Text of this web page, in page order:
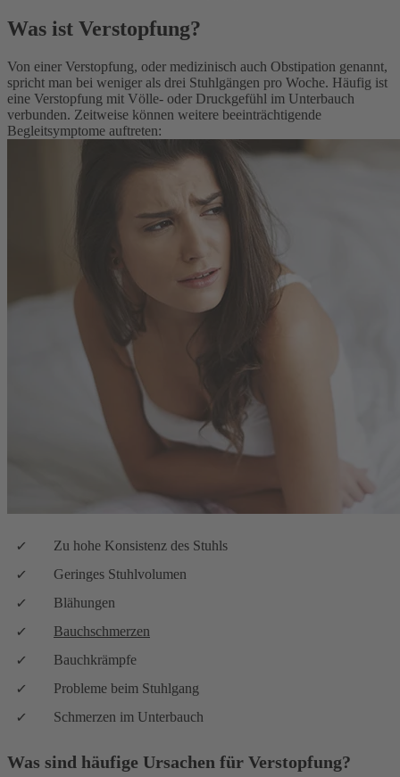
Was ist Verstopfung?
Von einer Verstopfung, oder medizinisch auch Obstipation genannt,
spricht man bei weniger als drei Stuhlgängen pro Woche. Häufig ist
eine Verstopfung mit Völle- oder Druckgefühl im Unterbauch
verbunden. Zeitweise können weitere beeinträchtigende
Begleitsymptome auftreten:
Zu hohe Konsistenz des Stuhls
Geringes Stuhlvolumen
Blähungen
Bauchschmerzen
Bauchkrämpfe
Probleme beim Stuhlgang
Schmerzen im Unterbauch
Was sind häufige Ursachen für Verstopfung?